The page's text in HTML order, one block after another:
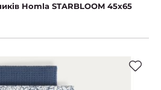
Homla STARBLOOM 45x65